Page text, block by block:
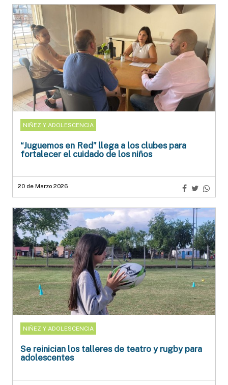
NIÑEZ Y ADOLESCENCIA
“Juguemos en Red” llega a los clubes para
fortalecer el cuidado de los niños
20 de Marzo 2026
NIÑEZ Y ADOLESCENCIA
Se reinician los talleres de teatro y rugby para
adolescentes